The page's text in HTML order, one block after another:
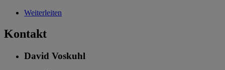
Weiterleiten
Kontakt
David Voskuhl